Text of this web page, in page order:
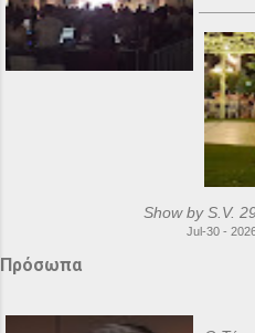
Show by S.V.
Jul-30 -
Πρόσωπα